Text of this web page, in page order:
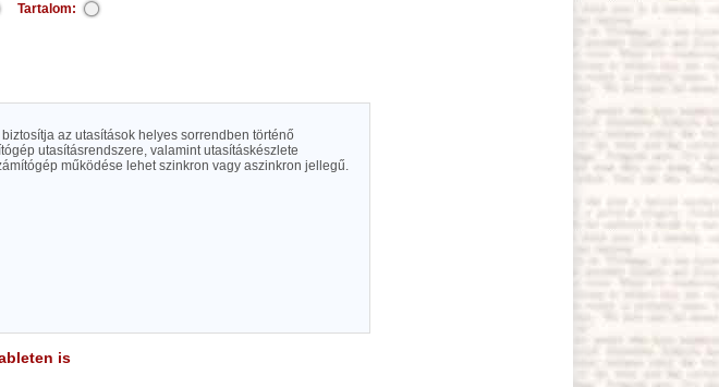
Tartalom:
az utasítások helyes sorrendben történő
utasításrendszere, valamint utasításkészlete
működése lehet szinkron vagy aszinkron jellegű.
is